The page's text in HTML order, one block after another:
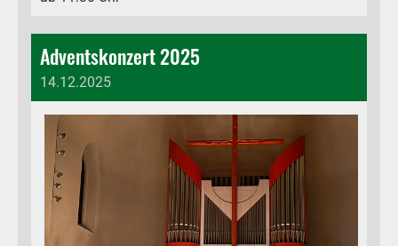
Adventskonzert 2025
14.12.2025